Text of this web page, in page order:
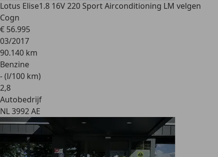
Lotus Elise1.8 16V 220 Sport Airconditioning LM velgen
Cogn
€ 56.995
03/2017
90.140 km
Benzine
- (l/100 km)
2,8
Autobedrijf
NL 3992 AE